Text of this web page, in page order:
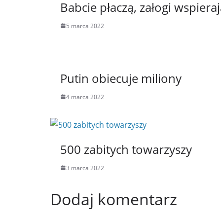
Babcie płaczą, załogi
5 marca 2022
Putin obiecuje miliony
4 marca 2022
500 zabitych towarzyszy
3 marca 2022
Dodaj komentarz